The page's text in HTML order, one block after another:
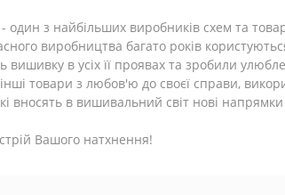
один з найбільших виробників схем та
виробництва багато років
в усіх її проявах та зробили
товари з любов'ю до своєї справи,
вносять в вишивальний світ нові
Вашого натхнення!